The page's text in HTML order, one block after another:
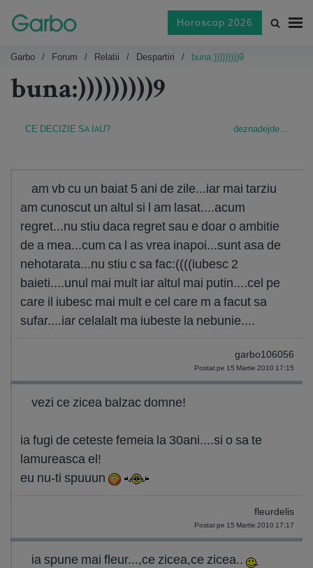
Horoscop 2026
Garbo Forum Relatii Despartiri buna:)))))))))9
buna:)))))))))9
CE DECIZIE SA IAU? deznadejde...
am vb cu un baiat 5 ani de zile...iar mai tarziu
am cunoscut un altul si l am lasat....acum
regret...nu stiu daca regret sau e doar o ambitie
de a mea...cum ca l as vrea inapoi...sunt asa de
nehotarata...nu stiu c sa fac:((((iubesc 2
baieti....unul mai mult iar altul mai putin....cel pe
care il iubesc mai mult e cel care m a facut sa
sufar....iar celalalt ma iubeste la nebunie....
garbo106056
Postat pe 15 Martie 2010 17:15
vezi ce zicea balzac domne!
ia fugi de ceteste femeia la 30ani....si o sa te
lamureasca el!
eu nu-ti spuuun
fleurdelis
Postat pe 15 Martie 2010 17:17
ia spune mai fleur...,ce zicea,ce zicea..